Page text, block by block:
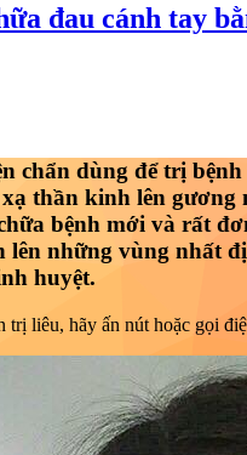
đau cánh tay
chẩn dùng để trị bệnh
thần kinh lên gương
bệnh mới và rất
lên những vùng nhất
huyệt.
trị liêu, hãy ấn nút hoặc gọi